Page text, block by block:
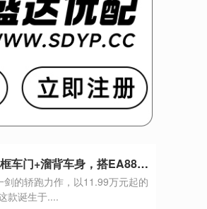
旺发速配 大众轿跑售价亲民，配无框车门+溜背车身，搭EA888 20高功率引擎
的轿跑力作，以11.99万元起的
款诞生于....